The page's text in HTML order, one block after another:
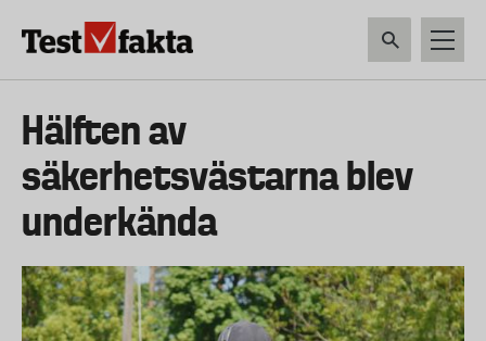
Huvudmeny
ny
Hälften av
säkerhetsvästarna blev
underkända